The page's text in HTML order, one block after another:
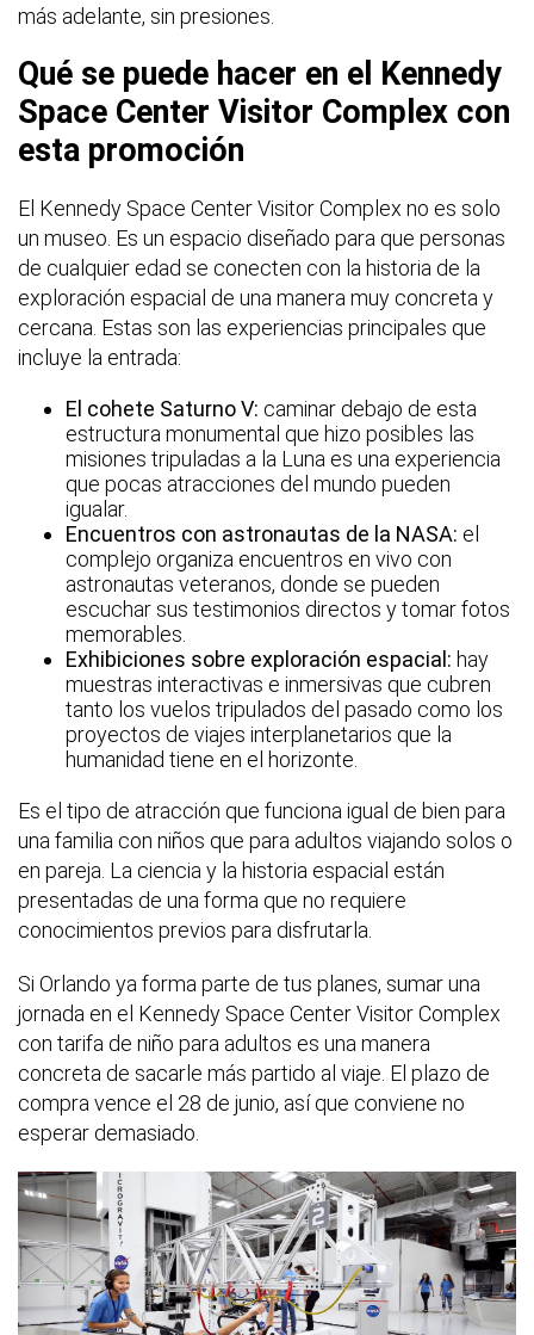
más adelante, sin presiones.
Qué se puede hacer en el Kennedy
Space Center Visitor Complex con
esta promoción
El Kennedy Space Center Visitor Complex no es solo
un museo. Es un espacio diseñado para que personas
de cualquier edad se conecten con la historia de la
exploración espacial de una manera muy concreta y
cercana. Estas son las experiencias principales que
incluye la entrada:
El cohete Saturno V: caminar debajo de esta
estructura monumental que hizo posibles las
misiones tripuladas a la Luna es una experiencia
que pocas atracciones del mundo pueden
igualar.
Encuentros con astronautas de la NASA: el
complejo organiza encuentros en vivo con
astronautas veteranos, donde se pueden
escuchar sus testimonios directos y tomar fotos
memorables.
Exhibiciones sobre exploración espacial: hay
muestras interactivas e inmersivas que cubren
tanto los vuelos tripulados del pasado como los
proyectos de viajes interplanetarios que la
humanidad tiene en el horizonte.
Es el tipo de atracción que funciona igual de bien para
una familia con niños que para adultos viajando solos o
en pareja. La ciencia y la historia espacial están
presentadas de una forma que no requiere
conocimientos previos para disfrutarla.
Si Orlando ya forma parte de tus planes, sumar una
jornada en el Kennedy Space Center Visitor Complex
con tarifa de niño para adultos es una manera
concreta de sacarle más partido al viaje. El plazo de
compra vence el 28 de junio, así que conviene no
esperar demasiado.